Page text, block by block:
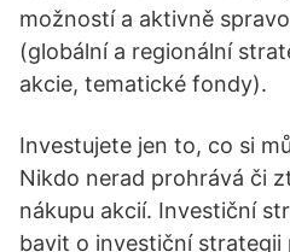
možností a aktivně
(globální a regionální
akcie, tematické fondy).
Investujete jen to, co si
Nikdo nerad prohrává či
nákupu akcií. Investiční
bavit o investiční strategii